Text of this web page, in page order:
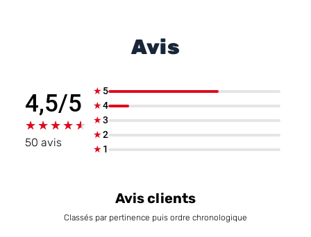
Avis
4,5/5
★★★★★
★★★★★
50 avis
★5
★4
★3
★2
★1
Avis clients
Classés par pertinence puis ordre chronologique